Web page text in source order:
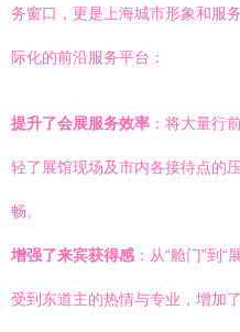
务窗口，更是上海城市形象和服
际化的前沿服务平台：
提升了会展服务效率 ：将大量行
轻了展馆现场及市内各接待点的
畅。
增强了来宾获得感 ：从“舱门”到
受到东道主的热情与专业，增加